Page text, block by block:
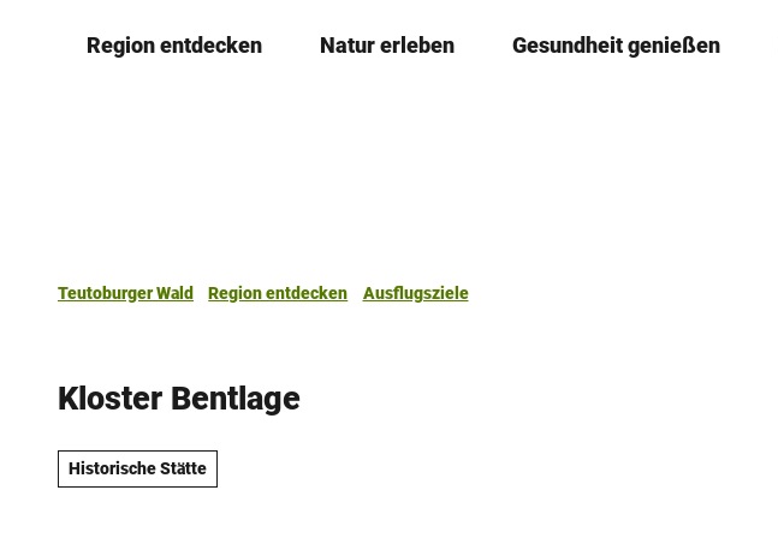
Region entdecken Natur erleben Gesundheit genießen
Teutoburger Wald Region entdecken
Ausflugsziele
Kloster Bentlage
Historische Stätte